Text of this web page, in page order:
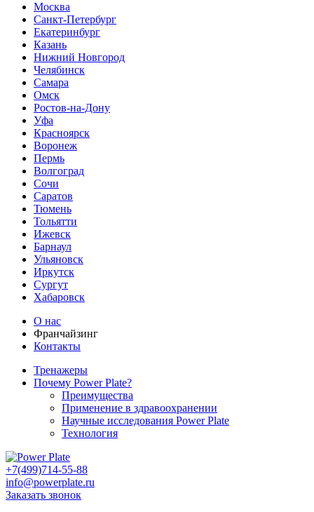
Москва
Санкт-Петербург
Екатеринбург
Казань
Нижний Новгород
Челябинск
Самара
Омск
Ростов-на-Дону
Уфа
Красноярск
Воронеж
Пермь
Волгоград
Сочи
Саратов
Тюмень
Тольятти
Ижевск
Барнаул
Ульяновск
Иркутск
Сургут
Хабаровск
О нас
Франчайзинг
Контакты
Тренажеры
Почему Power Plate?
Преимущества
Применение в здравоохранении
Научные исследования Power Plate
Технология
+7(499)714-55-88
info@powerplate.ru
Заказать звонок